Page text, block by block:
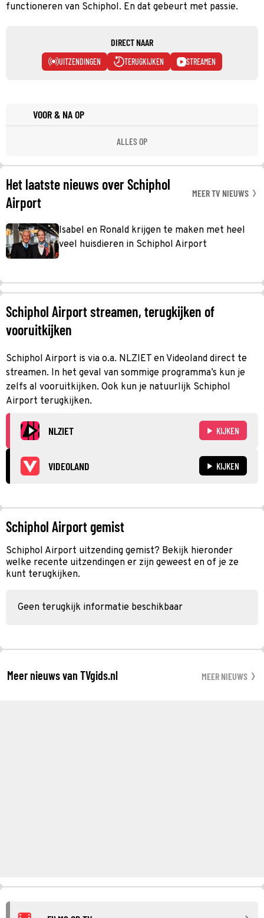
functioneren van Schiphol. En dat gebeurt met passie.
DIRECT NAAR
UITZENDINGEN TERUGKIJKEN STREAMEN
VOOR & NA OP
ALLES OP
Het laatste nieuws over Schiphol
Airport
MEER TV NIEUWS
Isabel en Ronald krijgen te maken met heel
veel huisdieren in Schiphol Airport
Schiphol Airport streamen, terugkijken of
vooruitkijken
Schiphol Airport is via o.a. NLZIET en Videoland direct te
streamen. In het geval van sommige programma’s kun je
zelfs al vooruitkijken. Ook kun je natuurlijk Schiphol
Airport terugkijken.
NLZIET KIJKEN
VIDEOLAND KIJKEN
Schiphol Airport gemist
Schiphol Airport uitzending gemist? Bekijk hieronder
welke recente uitzendingen er zijn geweest en of je ze
kunt terugkijken.
Geen terugkijk informatie beschikbaar
Meer nieuws van TVgids.nl MEER NIEUWS